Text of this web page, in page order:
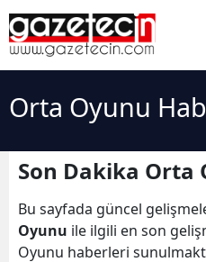
Orta Oyunu
Son Dakika Orta
Bu sayfada güncel
Oyunu ile ilgili en son
Oyunu haberleri